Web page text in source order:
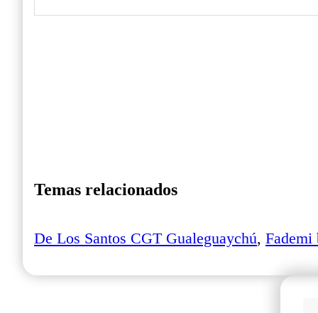
Temas relacionados
De Los Santos CGT Gualeguaychú, Fademi